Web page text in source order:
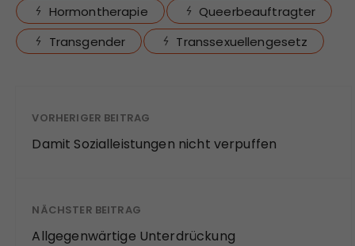
Hormontherapie
Queerbeauftragter
Transgender
Transsexuellengesetz
VORHERIGER BEITRAG
Damit Sozialleistungen nicht verpuffen
NÄCHSTER BEITRAG
Allgegenwärtige Unterdrückung